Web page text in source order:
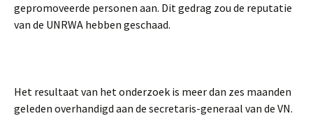
gepromoveerde personen aan. Dit gedrag zou de reputatie
van de UNRWA hebben geschaad.
Het resultaat van het onderzoek is meer dan zes maanden
geleden overhandigd aan de secretaris-generaal van de VN.